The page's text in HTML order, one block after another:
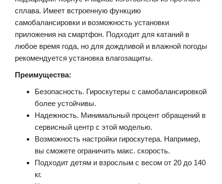
сплава. Имеет встроенную функцию
самобалансировки и возможность установки
приложения на смартфон. Подходит для катаний в
любое время года, но для дождливой и влажной погоды
рекомендуется установка влагозащиты.
Преимущества:
Безопасность. Гироскутеры с самобалансировкой
более устойчивы.
Надежность. Минимальный процент обращений в
сервисный центр с этой моделью.
Возможность настройки гироскутера. Например,
вы сможете ограничить макс. скорость.
Подходит детям и взрослым с весом от 20 до 140
кг.